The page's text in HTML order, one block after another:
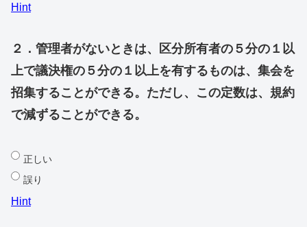
Hint
２．管理者がないときは、区分所有者の５分の１以
上で議決権の５分の１以上を有するものは、集会を
招集することができる。ただし、この定数は、規約
で減ずることができる。
正しい
誤り
Hint